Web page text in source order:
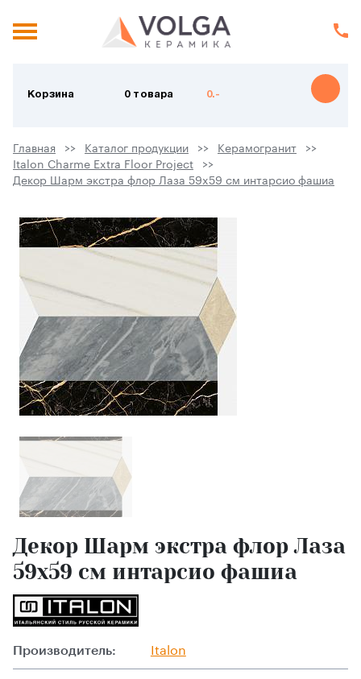
Корзина 0 товара 0.-
Главная Каталог продукции
Керамогранит
Italon Charme Extra Floor Project
Декор Шарм экстра флор Лаза 59x59 см интарсио фашиа
Декор Шарм экстра флор Лаза
59x59 см интарсио фашиа
Производитель: Italon